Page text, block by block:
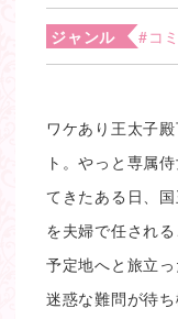
ジャンル #コ
ワケあり王太子
ト。やっと専属
てきたある日、
を夫婦で任され
予定地へと旅立
迷惑な難問が待